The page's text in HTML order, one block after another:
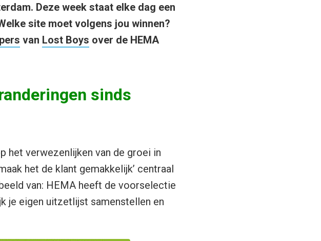
Deze week staat elke dag een
site moet volgens jou winnen?
van Lost Boys over de HEMA
sinds
het verwezenlijken van de groei in
het de klant gemakkelijk’ centraal
van: HEMA heeft de voorselectie
je eigen uitzetlijst samenstellen en